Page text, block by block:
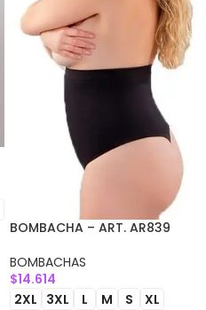
BOMBACHA – ART. AR839
BOMBACHAS
$14.614
2XL 3XL L M S XL